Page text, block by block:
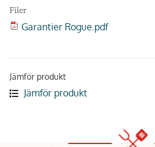
Filer
Garantier Rogue.pdf
Jämför produkt
Jämför produkt